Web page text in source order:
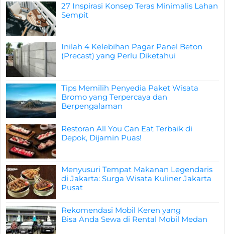
27 Inspirasi Konsep Teras Minimalis Lahan
Sempit
Inilah 4 Kelebihan Pagar Panel Beton
(Precast) yang Perlu Diketahui
Tips Memilih Penyedia Paket Wisata
Bromo yang Terpercaya dan
Berpengalaman
Restoran All You Can Eat Terbaik di
Depok, Dijamin Puas!
Menyusuri Tempat Makanan Legendaris
di Jakarta: Surga Wisata Kuliner Jakarta
Pusat
Rekomendasi Mobil Keren yang
Bisa Anda Sewa di Rental Mobil Medan